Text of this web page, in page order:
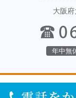
大阪
年中無
Copyright (C)